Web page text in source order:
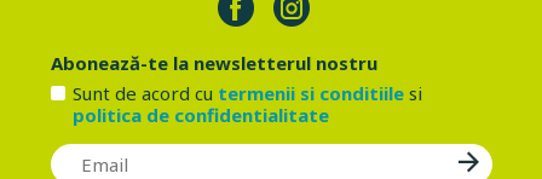
Abonează-te la newsletterul nostru
Sunt de acord cu termenii si conditiilesi
politica de confidentialitate